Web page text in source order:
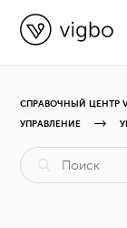
СПРАВОЧНЫЙ ЦЕНТР
УПРАВЛЕНИЕ